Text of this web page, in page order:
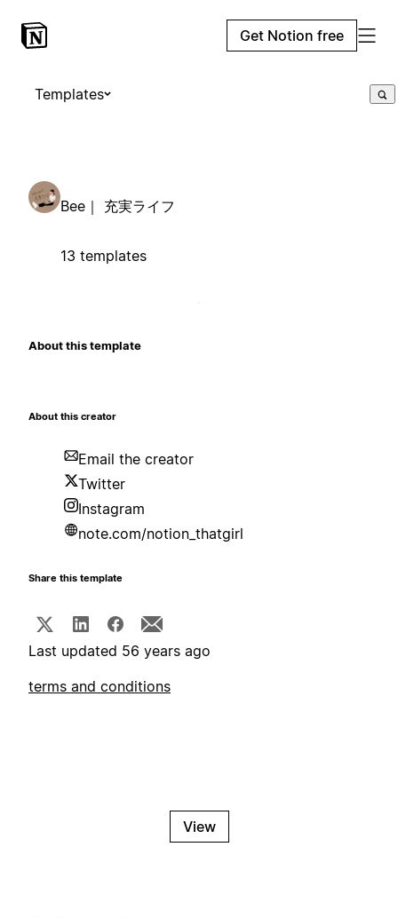
Get Notion free
Templates
Bee｜ 充実ライフ
13 templates
About this template
About this creator
Email the creator
Twitter
Instagram
note.com/notion_thatgirl
Share this template
Last updated 56 years ago
terms and conditions
View